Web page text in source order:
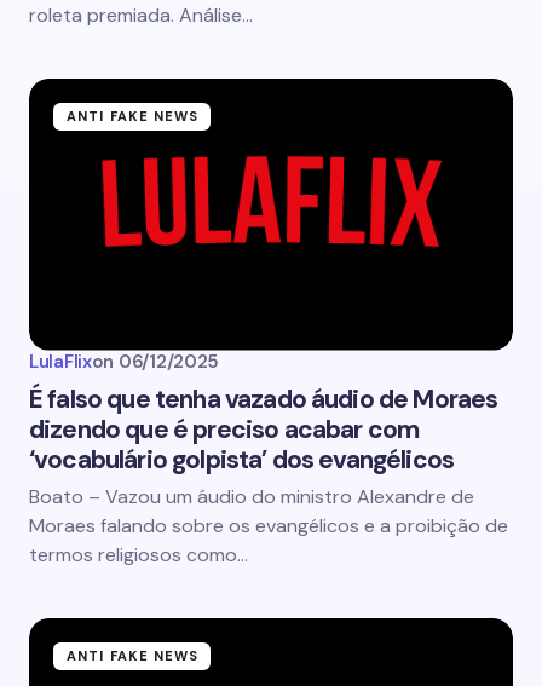
roleta premiada. Análise…
ANTI FAKE NEWS
LulaFlixon 06/12/2025
É falso que tenha vazado áudio de Moraes
dizendo que é preciso acabar com
‘vocabulário golpista’ dos evangélicos
Boato – Vazou um áudio do ministro Alexandre de
Moraes falando sobre os evangélicos e a proibição de
termos religiosos como…
ANTI FAKE NEWS